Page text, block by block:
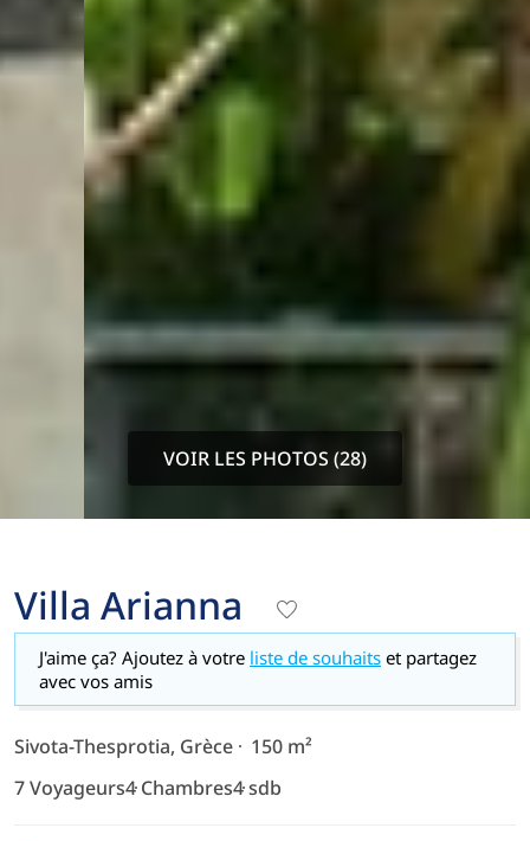
VOIR LES PHOTOS (28)
Villa Arianna
J'aime ça? Ajoutez à votre liste de souhaits et partagez
avec vos amis
Sivota-Thesprotia, Grèce
150 m²
7 Voyageurs4 Chambres4 sdb